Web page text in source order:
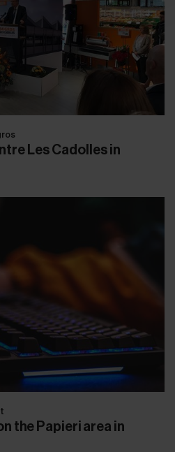
Les Cadolles in
the Papieri area in